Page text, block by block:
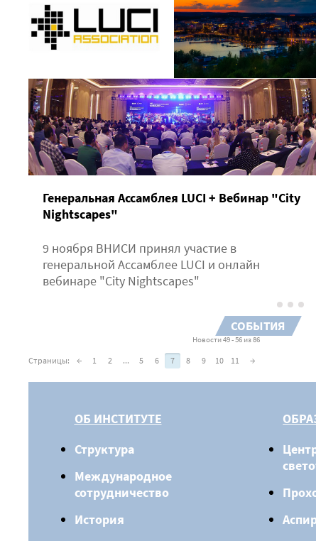
Генеральная Ассамблея LUCI + Вебинар "City
Nightscapes"
9 ноября ВНИСИ принял участие в
генеральной Ассамблее LUCI и онлайн
вебинаре "City Nightscapes"
СОБЫТИЯ
Новости 49 - 56 из 86
Страницы: ← 1 2 ... 5 6 7 8 9 10 11 →
ОБ ИНСТИТУТЕ
Структура
Международное
сотрудничество
История